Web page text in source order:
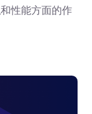
性能方面的作